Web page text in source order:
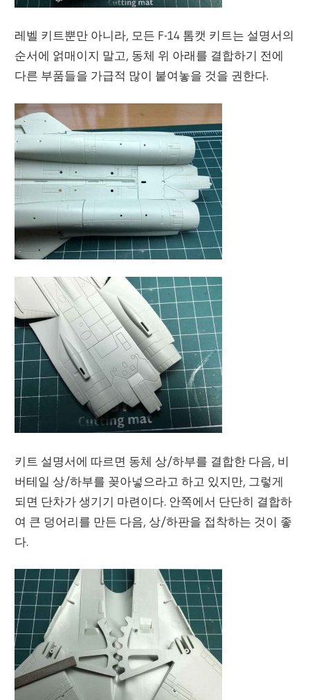
레벨 키트뿐만 아니라, 모든 F-14 톰캣 키트는 설명서의
순서에 얽매이지 말고, 동체 위 아래를 결합하기 전에
다른 부품들을 가급적 많이 붙여놓을 것을 권한다.
키트 설명서에 따르면 동체 상/하부를 결합한 다음, 비
버테일 상/하부를 꽂아넣으라고 하고 있지만, 그렇게
되면 단차가 생기기 마련이다. 안쪽에서 단단히 결합하
여 큰 덩어리를 만든 다음, 상/하판을 접착하는 것이 좋
다.